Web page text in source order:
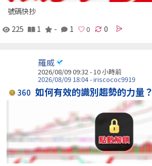
號碼快抄
225
1 - 1 0
羅威
2026/08/09 09:32 -10 小時前
2026/08/09 18:04 - iriscococ9919
360 如何有效的識別趨勢的力量？